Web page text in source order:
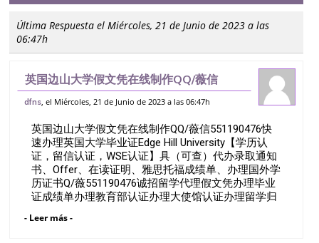
Última Respuesta el Miércoles, 21 de Junio de 2023 a las
06:47h
英国边山大学假文凭在线制作QQ/薇信
551190476快速办理英国大学毕业证Edge
WSE认证】具（可
dfns , el Miércoles, 21 de Junio de 2023 a las 06:47h
英国边山大学假文凭在线制作QQ/薇信551190476快
速办理英国大学毕业证Edge Hill University【学历认
证，留信认证，WSE认证】具（可查）代办录取通知
书、Offer、在读证明、雅思托福成绩单、办理国外学
历证书Q/薇551190476诚招留学代理假文凭办理毕业
证成绩单办理教育部认证办理大使馆认证办理留学归
理学生卡办理录取通知书办理学位证书办理美国文凭
- Leer más -